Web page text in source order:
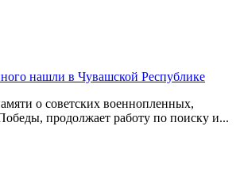
нашли в Чувашской Республике
о советских военнопленных,
продолжает работу по поиску и...